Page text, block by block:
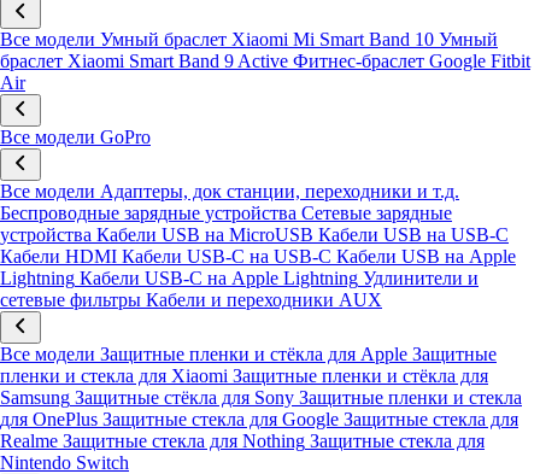
Все модели Умный браслет Xiaomi Mi Smart Band 10 Умный
браслет Xiaomi Smart Band 9 Active Фитнес-браслет Google Fitbit
Air
Все модели GoPro
Все модели Адаптеры, док станции, переходники и т.д.
Беспроводные зарядные устройства Сетевые зарядные
устройства Кабели USB на MicroUSB Кабели USB на USB-C
Кабели HDMI Кабели USB-C на USB-C Кабели USB на Apple
Lightning Кабели USB-C на Apple Lightning Удлинители и
сетевые фильтры Кабели и переходники AUX
Все модели Защитные пленки и стёкла для Apple Защитные
пленки и стекла для Xiaomi Защитные пленки и стёкла для
Samsung Защитные стёкла для Sony Защитные пленки и стекла
для OnePlus Защитные стекла для Google Защитные стекла для
Realme Защитные стекла для Nothing Защитные стекла для
Nintendo Switch